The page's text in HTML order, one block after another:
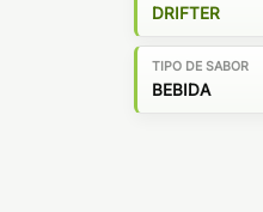
DRIFTER
TIPO DE SABOR
BEBIDA